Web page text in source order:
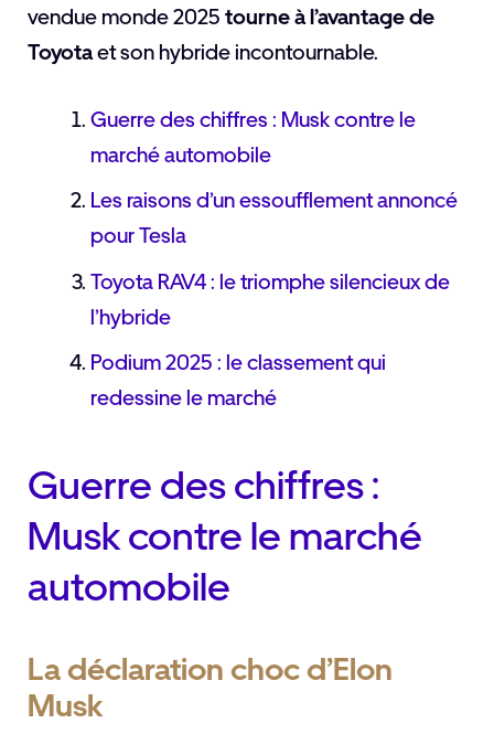
vendue monde 2025 tourne à l’avantage de
Toyotaet son hybride incontournable.
Guerre des chiffres : Musk contre le
marché automobile
Les raisons d’un essoufflement annoncé
pour Tesla
Toyota RAV4 : le triomphe silencieux de
l’hybride
Podium 2025 : le classement qui
redessine le marché
Guerre des chiffres :
Musk contre le marché
automobile
La déclaration choc d’Elon
Musk